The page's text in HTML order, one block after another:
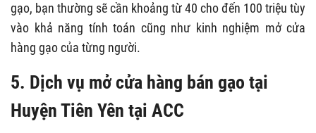
gạo, bạn thường sẽ cần khoảng từ 40 cho đến 100 triệu tùy
vào khả năng tính toán cũng như kinh nghiệm mở cửa
hàng gạo của từng người.
5. Dịch vụ mở cửa hàng bán gạo tại
Huyện Tiên Yên tại ACC